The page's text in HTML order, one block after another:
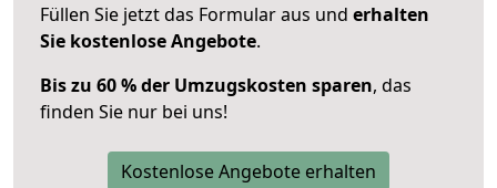
Füllen Sie jetzt das Formular aus und erhalten
Sie kostenlose Angebote.
Bis zu 60 % der Umzugskosten sparen, das
finden Sie nur bei uns!
Kostenlose Angebote erhalten